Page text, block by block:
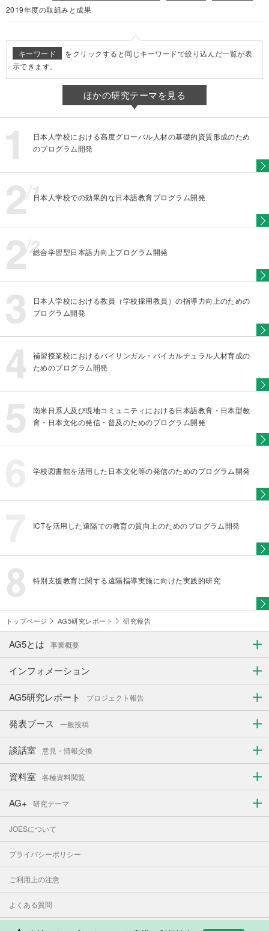
2019年度の取組みと成果
キーワード
をクリックすると同じキーワードで絞り込んだ一覧が表
示できます。
ほかの研究テーマを見る
日本人学校における高度グローバル人材の基礎的資質形成のため
のプログラム開発
日本人学校での効果的な日本語教育プログラム開発
総合学習型日本語力向上プログラム開発
日本人学校における教員（学校採用教員）の指導力向上のための
プログラム開発
補習授業校におけるバイリンガル・バイカルチュラル人材育成の
ためのプログラム開発
南米日系人及び現地コミュニティにおける日本語教育・日本型教
育・日本文化の発信・普及のためのプログラム開発
学校図書館を活用した日本文化等の発信のためのプログラム開発
ICTを活用した遠隔での教育の質向上のためのプログラム開発
特別支援教育に関する遠隔指導実施に向けた実践的研究
トップページ AG5研究レポート 研究報告
AG5とは 事業概要
インフォメーション
AG5研究レポート プロジェクト報告
発表ブース 一般投稿
談話室 意見・情報交換
資料室 各種資料閲覧
AG+ 研究テーマ
JOESについて
プライバシーポリシー
ご利用上の注意
よくある質問